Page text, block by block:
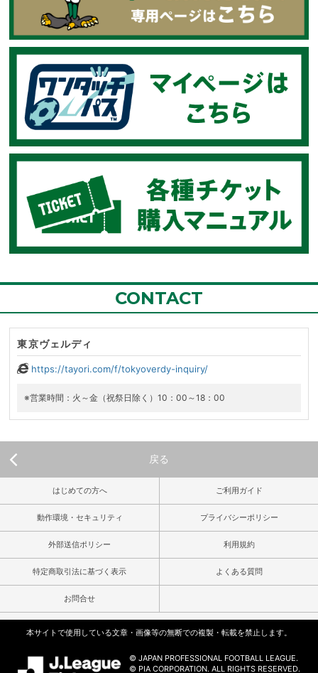
CONTACT
東京ヴェルディ
https://tayori.com/f/tokyoverdy-inquiry/
※営業時間：火～金（祝祭日除く）10：00～18：00
戻る
はじめての方へ ご利用ガイド
動作環境・セキュリティ プライバシーポリシー
外部送信ポリシー 利用規約
特定商取引法に基づく表示 よくある質問
お問合せ
本サイトで使用している文章・画像等の無断での複製・転載を禁止します。
© JAPAN PROFESSIONAL FOOTBALL LEAGUE.
© PIA CORPORATION. ALL RIGHTS RESERVED.